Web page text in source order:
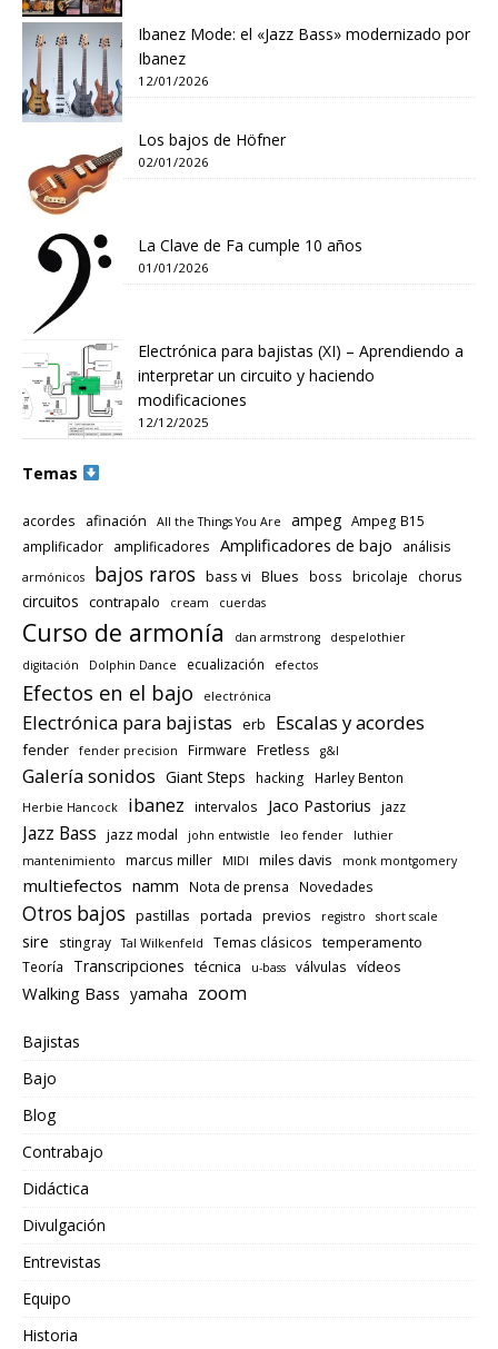
Ibanez Mode: el «Jazz Bass» modernizado por
Ibanez
12/01/2026
Los bajos de Höfner
02/01/2026
La Clave de Fa cumple 10 años
01/01/2026
Electrónica para bajistas (XI) – Aprendiendo a
interpretar un circuito y haciendo
modificaciones
12/12/2025
Temas
acordes afinación All the Things You Are ampeg Ampeg B15
amplificador
amplificadores Amplificadores de bajo análisis
armónicos bajos raros bass vi Blues boss bricolaje chorus
circuitos contrapalo cream cuerdas
Curso de armonía dan armstrong
despelothier
digitación
Dolphin Dance ecualización efectos
Efectos en el bajo electrónica
Electrónica para bajistas erb Escalas y acordes
fender fender precision Firmware Fretless g&l
Galería sonidos Giant Steps hacking Harley Benton
Herbie Hancock ibanez intervalos Jaco Pastorius jazz
Jazz Bass jazz modal john entwistle leo fender
luthier
mantenimiento
marcus miller MIDI miles davis monk montgomery
multiefectos namm Nota de prensa Novedades
Otros bajos pastillas portada previos registro short scale
sire stingray Tal Wilkenfeld Temas clásicos temperamento
Teoría Transcripciones técnica u-bass válvulas vídeos
Walking Bass yamaha zoom
Bajistas
Bajo
Blog
Contrabajo
Didáctica
Divulgación
Entrevistas
Equipo
Historia